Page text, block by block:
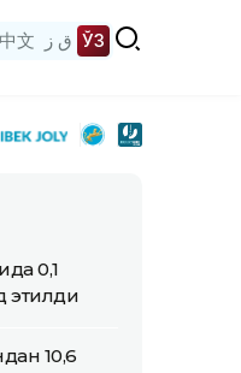
中文 ق ز ЎЗ
0,1
этилди
10,6